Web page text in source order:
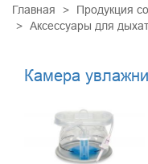
ДИАЛИЗНАЯ ТЕРАПИЯ
ПСИХИАТРИЯ
РЕСПИРАТОРНАЯ
МАЛОИНВАЗИВНАЯ
Главная
Продукция
Аксессуары для
Камера